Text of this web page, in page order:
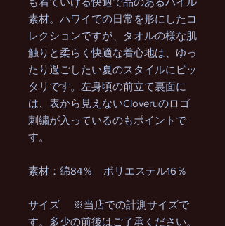
素材。ハワイでの日常を形にしたコ
レクションですが、タオルの様な肌
触りと柔らく快適な着心地は、ゆっ
たり過ごしたい夏のスタイルにピッ
タリです。左身頃の前立て裏面に
は、表から見えないCloveruのロゴ
刺繍が入っているのもポイントで
す。
素材：綿84％ ポリエステル16％
サイズ ※当店での計測サイズで
す。多少の前後はご了承ください。